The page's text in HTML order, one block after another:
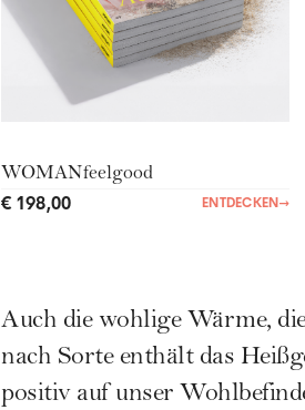
WOMANfeelgood
€ 198,00 ENTDECKEN→
Auch die wohlige Wärme,
nach Sorte enthält das
positiv auf unser